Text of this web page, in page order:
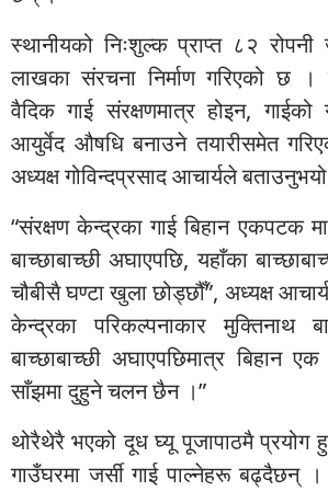
स्थानीयको निःशुल्क प्राप्त ८२
लाखका संरचना निर्माण गरिएको छ ।
वैदिक गाई संरक्षणमात्र होइन,
आयुर्वेद औषधि बनाउने तयारीसमेत
अध्यक्ष गोविन्दप्रसाद आचार्यले
“संरक्षण केन्द्रका गाई बिहान एकपटक
बाच्छाबाच्छी अघाएपछि, यहाँका
चौबीसै घण्टा खुला छोड्छौँ”, अध्यक्ष
केन्द्रका परिकल्पनाकार मुक्तिनाथ
बाच्छाबाच्छी अघाएपछिमात्र बिहान
साँझमा दुहुने चलन छैन ।”
थोरैथेरै भएको दूध घ्यू पूजापाठमै प्रयोग
गाउँघरमा जर्सी गाई पाल्नेहरू बढ्दैछन् ।